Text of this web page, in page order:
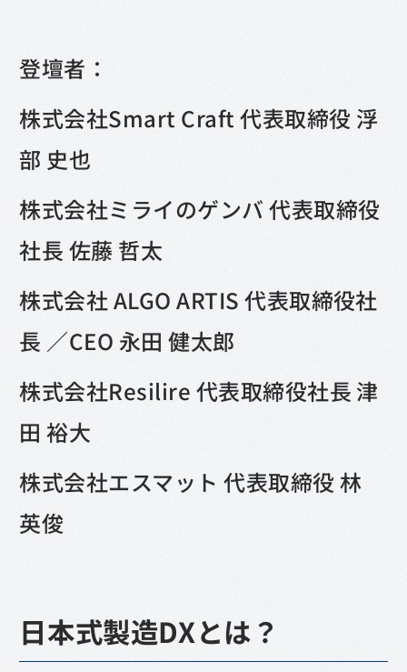
登壇者：
株式会社Smart Craft 代表取締役 浮
部 史也
株式会社ミライのゲンバ 代表取締役
社長 佐藤 哲太
株式会社 ALGO ARTIS 代表取締役社
長 ／CEO 永田 健太郎
株式会社Resilire 代表取締役社長 津
田 裕大
株式会社エスマット 代表取締役 林
英俊
日本式製造DXとは？